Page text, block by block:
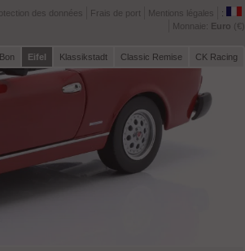
des données Frais de port Mentions légales
:
Monnaie: Euro (€)
Bon Eifel Klassikstadt Classic Remise CK Racing